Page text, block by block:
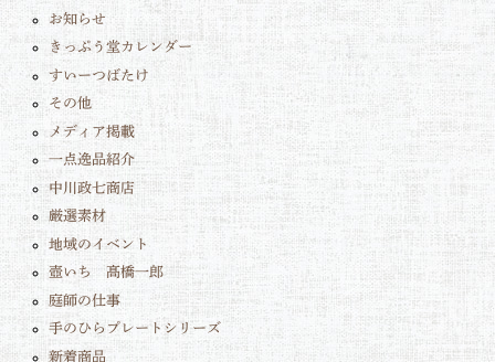
お知らせ
きっぷう堂カレンダー
すいーつばたけ
その他
メディア掲載
一点逸品紹介
中川政七商店
厳選素材
地域のイベント
壺いち 髙橋一郎
庭師の仕事
手のひらプレートシリーズ
新着商品